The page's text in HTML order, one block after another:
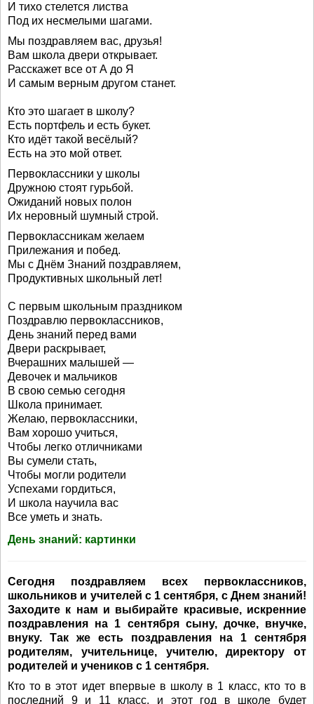
И тихо стелется листва
Под их несмелыми шагами.
Мы поздравляем вас, друзья!
Вам школа двери открывает.
Расскажет все от А до Я
И самым верным другом станет.
Кто это шагает в школу?
Есть портфель и есть букет.
Кто идёт такой весёлый?
Есть на это мой ответ.
Первоклассники у школы
Дружною стоят гурьбой.
Ожиданий новых полон
Их неровный шумный строй.
Первоклассникам желаем
Прилежания и побед.
Мы с Днём Знаний поздравляем,
Продуктивных школьный лет!
С первым школьным праздником
Поздравлю первоклассников,
День знаний перед вами
Двери раскрывает,
Вчерашних малышей —
Девочек и мальчиков
В свою семью сегодня
Школа принимает.
Желаю, первоклассники,
Вам хорошо учиться,
Чтобы легко отличниками
Вы сумели стать,
Чтобы могли родители
Успехами гордиться,
И школа научила вас
Все уметь и знать.
День знаний: картинки
Сегодня поздравляем всех первоклассников,
школьников и учителей с 1 сентября, с Днем знаний!
Заходите к нам и выбирайте красивые, искренние
поздравления на 1 сентября сыну, дочке, внучке,
внуку. Так же есть поздравления на 1 сентября
родителям, учительнице, учителю, директору от
родителей и учеников с 1 сентября.
Кто то в этот идет впервые в школу в 1 класс, кто то в
последний 9 и 11 класс, и этот год в школе будет